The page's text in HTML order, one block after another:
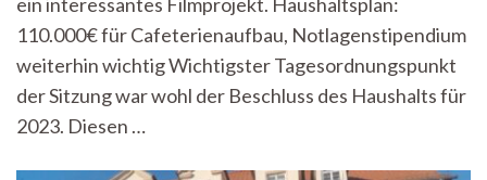
28.11.2022
110.000€ für Cafeterienaufbau, Notlagenstipendium
weiterhin wichtig Wichtigster Tagesordnungspunkt
der Sitzung war wohl der Beschluss des Haushalts für
2023. Diesen …